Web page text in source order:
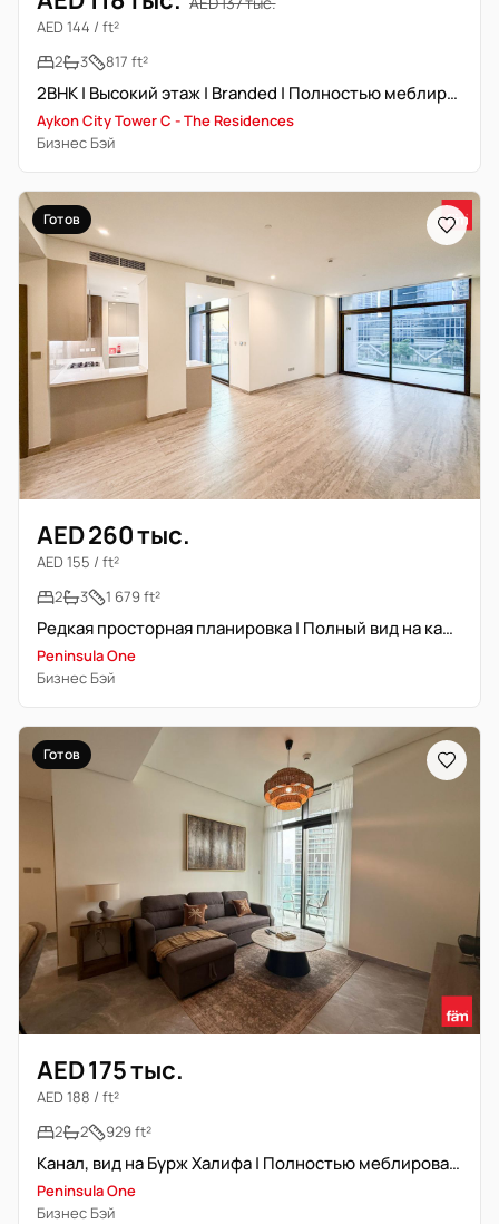
AED 144 / ft²
2
3 817 ft²
2BHK | Высокий этаж | Branded | Полностью меблирована | Office
Aykon City Tower C - The Residences
Бизнес Бэй
Готов
AED 260 тыс.
AED 155 / ft²
2
3 1 679 ft²
Редкая просторная планировка | Полный вид на канал | Готово к заселению
Peninsula One
Бизнес Бэй
Готов
AED 175 тыс.
AED 188 / ft²
2
2 929 ft²
Канал, вид на Бурж Халифа | Полностью меблирована | Угловая планировка
Peninsula One
Бизнес Бэй